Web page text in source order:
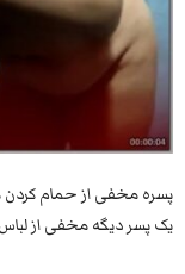
پسره مخفی از حمام کردن
یک پسر دیگه مخفی از